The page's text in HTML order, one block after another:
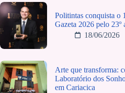
Politintas conquista o
Gazeta 2026 pelo 23º
18/06/2026
Arte que transforma:
Laboratório dos
em Cariacica